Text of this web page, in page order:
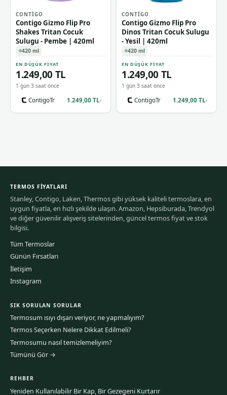
CONTIGO
Contigo Gizmo Flip Pro
Shakes Tritan Cocuk
Sulugu - Pembe | 420ml
420 ml
EN DÜŞÜK FIYAT
1.249,00 TL
1 gün 3 saat önce
ContigoTr 1.249,00 TL›
CONTIGO
Contigo Gizmo Flip Pro
Dinos Tritan Cocuk Sulugu
- Yesil | 420ml
420 ml
EN DÜŞÜK FIYAT
1.249,00 TL
1 gün 3 saat önce
ContigoTr 1.249,00 TL›
TERMOS FIYATLARI
Stanley, Contigo, Laken, Thermos gibi yüksek kaliteli termoslara, en
uygun fiyatla, en hızlı şekilde ulaşın. Amazon, Hepsiburada, Trendyol
ve diğer güvenilir alışveriş sitelerinden, güncel termos fiyat ve stok
bilgisi.
Tüm Termoslar
Günün Fırsatları
İletişim
Instagram
SIK SORULAN SORULAR
Termosum ısıyı dışarı veriyor, ne yapmalıyım?
Termos Seçerken Nelere Dikkat Edilmeli?
Termosumu nasıl temizlemeliyim?
Tümünü Gör →
REHBER
Yeniden Kullanılabilir Bir Kap, Bir Gezegeni Kurtarır